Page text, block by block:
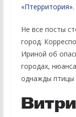
«Птерритория».
Не все посты
город.
Ириной об
городах,
однажды птицы